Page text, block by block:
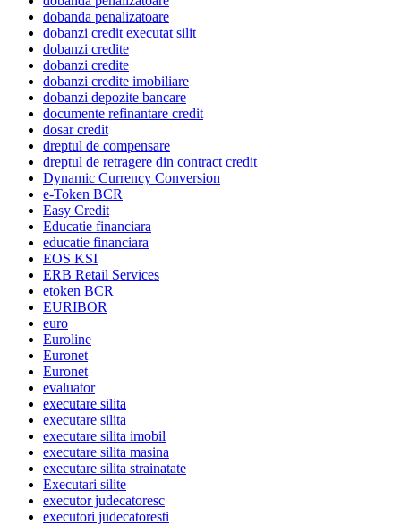
dobanda penalizatoare
dobanzi credit executat silit
dobanzi credite
dobanzi credite
dobanzi credite imobiliare
dobanzi depozite bancare
documente refinantare credit
dosar credit
dreptul de compensare
dreptul de retragere din contract credit
Dynamic Currency Conversion
e-Token BCR
Easy Credit
Educatie financiara
educatie financiara
EOS KSI
ERB Retail Services
etoken BCR
EURIBOR
euro
Euroline
Euronet
Euronet
evaluator
executare silita
executare silita
executare silita imobil
executare silita masina
executare silita strainatate
Executari silite
executor judecatoresc
executori judecatoresti